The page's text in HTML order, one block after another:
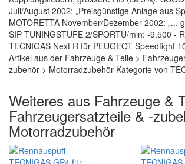
Juli/August 2002: „Preisgünstige Anlage aus
MOTORETTA November/Dezember 2002: „...
SIP TUNINGSTUFE 2/SPORTU/min: -9.500 -
TECNIGAS Next R für PEUGEOT Speedfight
Artikel aus der Fahrzeuge & Teile >
zubehör > Motorradzubehör Kategorie von
Weiteres aus Fahrzeuge &
Fahrzeugersatzteile & -
Motorradzubehör